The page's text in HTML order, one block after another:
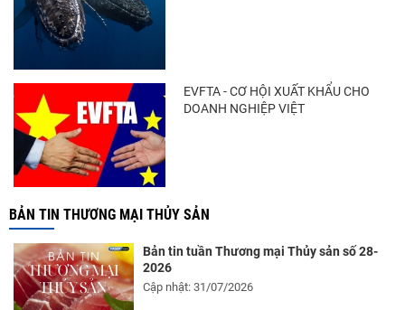
Điểm tin thủy sản thế giới ngày 3/8/2026
EVFTA - CƠ HỘI XUẤT KHẨU CHO
DOANH NGHIỆP VIỆT
BẢN TIN THƯƠNG MẠI THỦY SẢN
Bản tin tuần Thương mại Thủy sản số 28-
2026
Cập nhật: 31/07/2026